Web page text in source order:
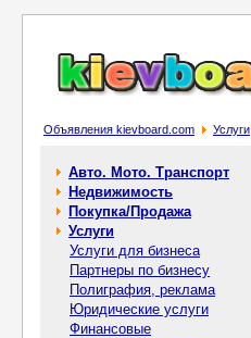
Объявления kievboard.com Услуги
Авто. Мото. Транспорт
Недвижимость
Покупка/Продажа
Услуги
Услуги для бизнеса
Партнеры по бизнесу
Полиграфия, реклама
Юридические услуги
Финансовые